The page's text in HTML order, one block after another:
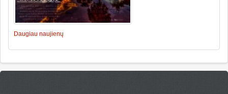
Daugiau naujienų